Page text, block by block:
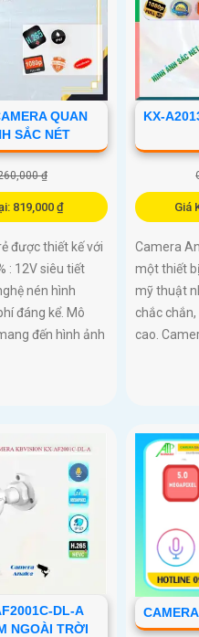
QUAN
SẮC NÉT
₫
819,000 ₫
được thiết kế với
: 12V siêu tiết
nén hình
đáng kể. Mô
đến hình ảnh
KX-
Giá
Camera
một thiết
mỹ thuật
chắc
cao.
DL-A
NGOÀI TRỜI